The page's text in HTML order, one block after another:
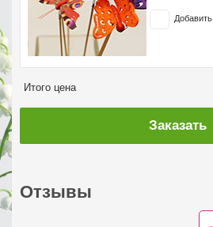
Добавить
Итого цена
Заказать
Отзывы